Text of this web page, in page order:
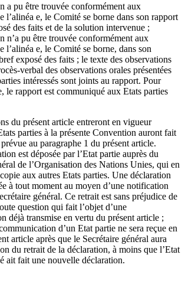
a pu être trouvée conformément aux
l’alinéa e, le Comité se borne dans son rapport
des faits et de la solution intervenue ;
n’a pu être trouvée conformément aux
l’alinéa e, le Comité se borne, dans son
exposé des faits ; le texte des observations
verbal des observations orales présentées
intéressés sont joints au rapport. Pour
le rapport est communiqué aux Etats parties
du présent article entreront en vigueur
parties à la présente Convention auront fait
au paragraphe 1 du présent article.
est déposée par l’Etat partie auprès du
de l’Organisation des Nations Unies, qui en
aux autres Etats parties. Une déclaration
à tout moment au moyen d’une notification
général. Ce retrait est sans préjudice de
question qui fait l’objet d’une
déjà transmise en vertu du présent article ;
d’un Etat partie ne sera reçue en
article après que le Secrétaire général aura
du retrait de la déclaration, à moins que l’Etat
ait fait une nouvelle déclaration.